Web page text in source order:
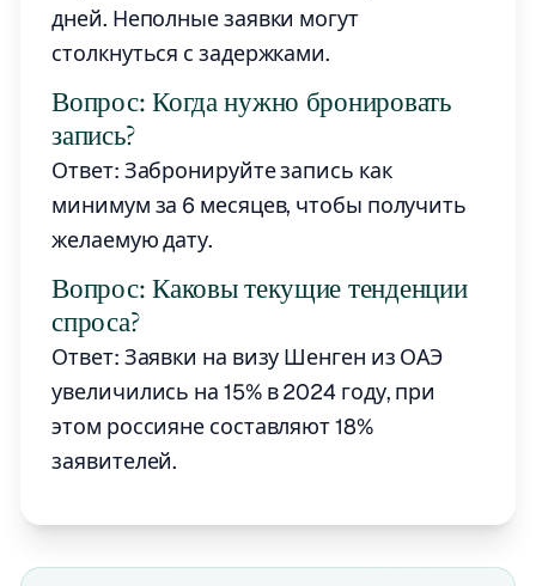
дней. Неполные заявки могут
столкнуться с задержками.
Вопрос: Когда нужно бронировать
запись?
Ответ: Забронируйте запись как
минимум за 6 месяцев, чтобы получить
желаемую дату.
Вопрос: Каковы текущие тенденции
спроса?
Ответ: Заявки на визу Шенген из ОАЭ
увеличились на 15% в 2024 году, при
этом россияне составляют 18%
заявителей.